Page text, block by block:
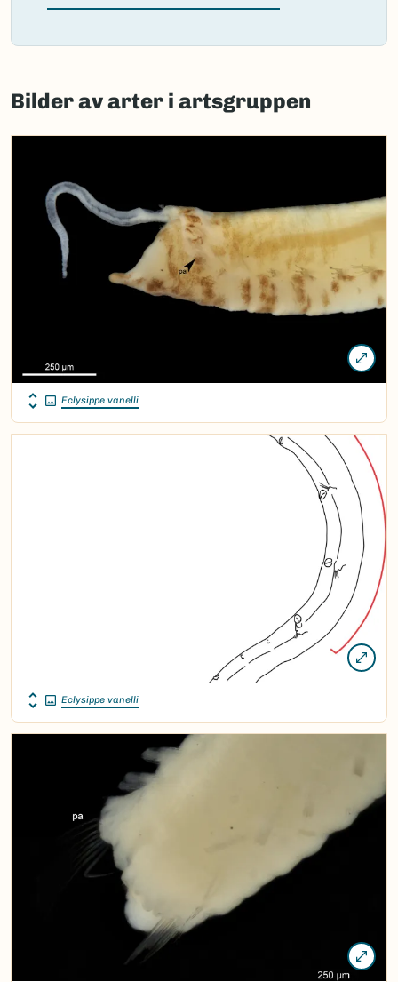
Failed
load
map.
Bilder av arter i artsgruppen
Eclysippe vanelli
Eclysippe vanelli